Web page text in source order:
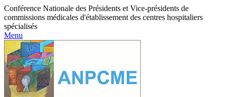
Conférence Nationale des Présidents et Vice-présidents de
commissions médicales d'établissement des centres hospitaliers
spécialisés
Menu